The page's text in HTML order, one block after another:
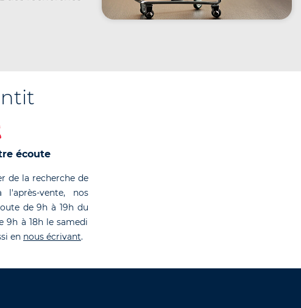
écoute
de la recherche de
l'après-vente, nos
de 9h à 19h du
9h à 18h le samedi
en nous écrivant.